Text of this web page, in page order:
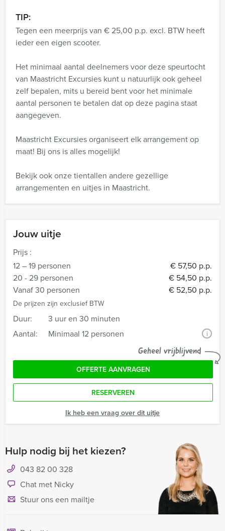
Jouw uitje
Prijs :
12 – 19 personen
€ 57,50 p.p.
20 - 29 personen
€ 54,50 p.p.
Vanaf 30 personen
€ 52,50 p.p.
De prijzen zijn exclusief BTW
Duur:
3 uur en 30 minuten
Aantal:
Minimaal 12 personen i
Geheel vrijblijvend
OFFERTE AANVRAGEN
RESERVEREN
Ik heb een vraag over dit uitje
Hulp nodig bij het kiezen?
043 82 00 328
Chat met Nicky
Stuur ons een mailtje
TIP:
Tegen een meerprijs van € 25,00 p.p. excl. BTW heeft
ieder een eigen scooter.
Het minimaal aantal deelnemers voor deze speurtocht
van Maastricht Excursies kunt u natuurlijk ook geheel
zelf bepalen, mits u bereid bent voor het minimale
aantal personen te betalen dat op deze pagina staat
aangegeven.
Maastricht Excursies organiseert elk arrangement op
maat! Bij ons is alles mogelijk!
Bekijk ook onze tientallen andere gezellige
arrangementen en uitjes in Maastricht.